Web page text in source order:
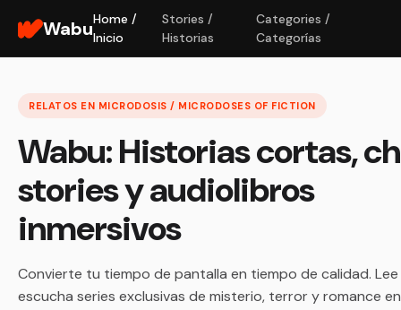
WabuHome /
Inicio
Stories /
Historias
Categories /
Categorías
RELATOS EN MICRODOSIS / MICRODOSES OF FICTION
Wabu: Historias cortas,
stories y audiolibros
inmersivos
Convierte tu tiempo de pantalla en tiempo de calidad.
escucha series exclusivas de misterio, terror y romance en